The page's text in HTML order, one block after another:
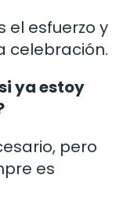
el esfuerzo y
celebración.
ya estoy
pero
es